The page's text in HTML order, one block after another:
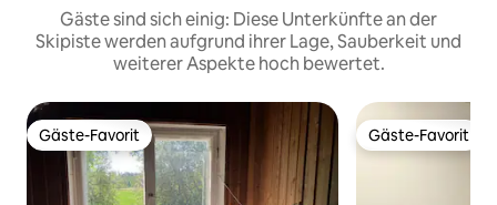
Gäste sind sich einig: Diese Unterkünfte an der
Skipiste werden aufgrund ihrer Lage, Sauberkeit und
weiterer Aspekte hoch bewertet.
Gäste-Favorit
Gäste-Favorit Gäste-Favorit
Gäste-Favorit